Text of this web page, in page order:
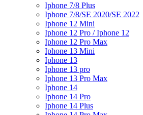
Iphone 7/8 Plus
Iphone 7/8/SE 2020/SE 2022
Iphone 12 Mini
Iphone 12 Pro / Iphone 12
Iphone 12 Pro Max
Iphone 13 Mini
Iphone 13
Iphone 13 pro
Iphone 13 Pro Max
Iphone 14
Iphone 14 Pro
Iphone 14 Plus